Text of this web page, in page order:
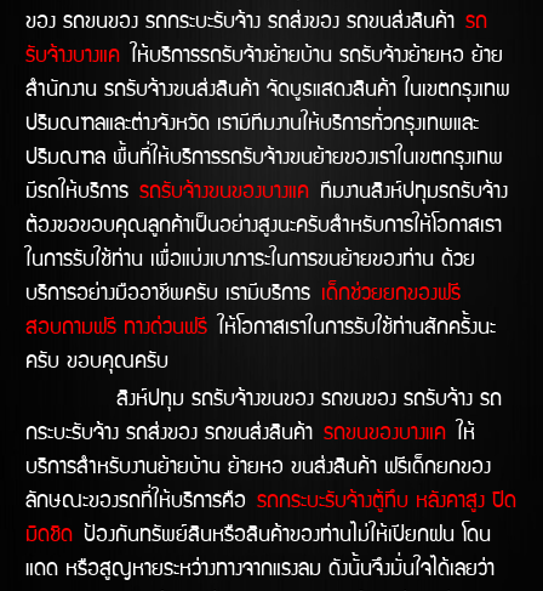
ของ รถขนของ รถกระบะรับจ้าง รถส่งของ รถขนส่งสินค้า รถ
รับจ้างบางแค ให้บริการรถรับจ้างย้ายบ้าน รถรับจ้างย้ายหอ ย้าย
สำนักงาน รถรับจ้างขนส่งสินค้า จัดบูธแสดงสินค้า ในเขตกรุงเทพ
ปริมณฑลและต่างจังหวัด เรามีทีมงานให้บริการทั่วกรุงเทพและ
ปริมณฑล พื้นที่ให้บริการรถรับจ้างขนย้ายของเราในเขตกรุงเทพ
มีรถให้บริการ รถรับจ้างขนของบางแค ทีมงานสิงห์ปทุมรถรับจ้าง
ต้องขอขอบคุณลูกค้าเป็นอย่างสูงนะครับสำหรับการให้โอกาสเรา
ในการรับใช้ท่าน เพื่อแบ่งเบาภาระในการขนย้ายของท่าน ด้วย
บริการอย่างมืออาชีพครับ เรามีบริการ
เด็กช่วยยกของฟรี
สอบถามฟรี ทางด่วนฟรี ให้โอกาสเราในการรับใช้ท่านสักครั้งนะ
ครับ ขอบคุณครับ
สิงห์ปทุม รถรับจ้างขนของ รถขนของ รถรับจ้าง รถ
กระบะรับจ้าง รถส่งของ รถขนส่งสินค้า รถขนของบางแค ให้
บริการสำหรับงานย้ายบ้าน ย้ายหอ ขนส่งสินค้า ฟรีเด็กยกของ
ลักษณะของรถที่ให้บริการคือ รถกระบะรับจ้างตู้ทึบ หลังคาสูง ปิด
มิดชิด ป้องกันทรัพย์สินหรือสินค้าของท่านไม่ให้เปียกฝน โดน
แดด หรือสูญหายระหว่างทางจากแรงลม ดังนั้นจึงมั่นใจได้เลยว่า